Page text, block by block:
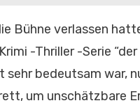
Bühne verlassen
-Thriller -Serie
sehr bedeutsam war,
um unschätzbare